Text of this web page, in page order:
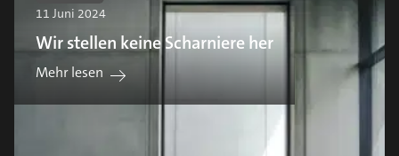
11 Juni 2024
Wir stellen keine Scharniere her
Mehr lesen